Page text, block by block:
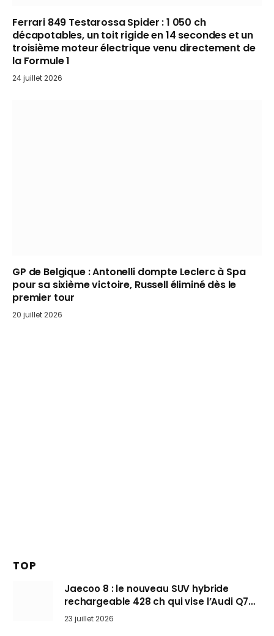
Ferrari 849 Testarossa Spider : 1 050 ch
décapotables, un toit rigide en 14 secondes et un
troisième moteur électrique venu directement de
la Formule 1
24 juillet 2026
GP de Belgique : Antonelli dompte Leclerc à Spa
pour sa sixième victoire, Russell éliminé dès le
premier tour
20 juillet 2026
TOP
Jaecoo 8 : le nouveau SUV hybride
rechargeable 428 ch qui vise l’Audi Q7
arrive en Europe cet automne
23 juillet 2026